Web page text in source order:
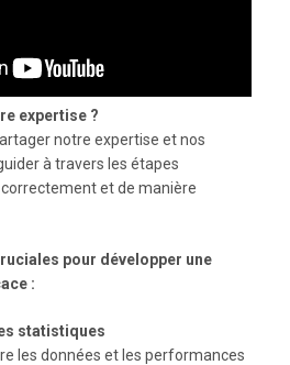
expertise ?
notre expertise et nos
à travers les étapes
et de manière
pour développer une
:
statistiques
les données et les performances